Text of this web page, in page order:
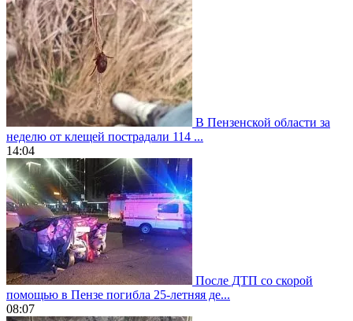
В Пензенской области за
неделю от клещей пострадали 114 ...
14:04
После ДТП со скорой
помощью в Пензе погибла 25-летняя де...
08:07